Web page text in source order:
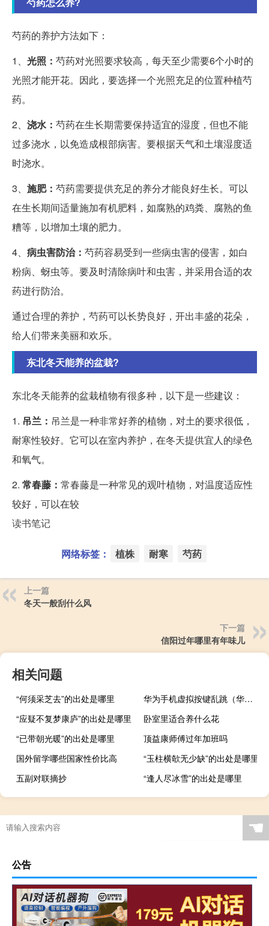
芍药的养护方法如下：
1、 光照： 芍药对光照要求较高，每天至少需要6个小时的
光照才能开花。因此，要选择一个光照充足的位置种植芍
药。
2、 浇水： 芍药在生长期需要保持适宜的湿度，但也不能
过多浇水，以免造成根部病害。要根据天气和土壤湿度适
时浇水。
3、 施肥： 芍药需要提供充足的养分才能良好生长。可以
在生长期间适量施加有机肥料，如腐熟的鸡粪、腐熟的鱼
糟等，以增加土壤的肥力。
4、 病虫害防治： 芍药容易受到一些病虫害的侵害，如白
粉病、蚜虫等。要及时清除病叶和虫害，并采用合适的农
药进行防治。
通过合理的养护，芍药可以长势良好，开出丰盛的花朵，
给人们带来美丽和欢乐。
东北冬天能养的盆栽?
东北冬天能养的盆栽植物有很多种，以下是一些建议：
1. 吊兰： 吊兰是一种非常好养的植物，对土的要求很低，
耐寒性较好。它可以在室内养护，在冬天提供宜人的绿色
和氧气。
2. 常春藤： 常春藤是一种常见的观叶植物，对温度适应性
较好，可以在较
读书笔记
网络标签： 植株 耐寒 芍药
上一篇
冬天一般刮什么风
下一篇
信阳过年哪里有年味儿
相关问题
“何须采芝去”的出处是哪里
华为手机虚拟按键乱跳（华为手机虚拟按键设置）
“应疑不复梦康庐”的出处是哪里
卧室里适合养什么花
“已带朝光暖”的出处是哪里
顶益康师傅过年加班吗
国外留学哪些国家性价比高
“玉柱横欹无少缺”的出处是哪里
五副对联摘抄
“逢人尽冰雪”的出处是哪里
☚
公告